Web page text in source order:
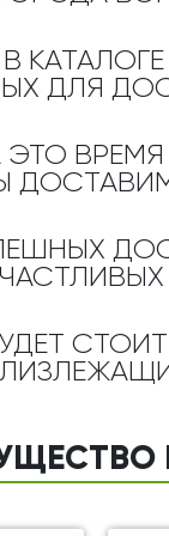
Свидание
Юбилей
КАТАЛОГЕ
ДЛЯ
ЭТО ВРЕМЯ